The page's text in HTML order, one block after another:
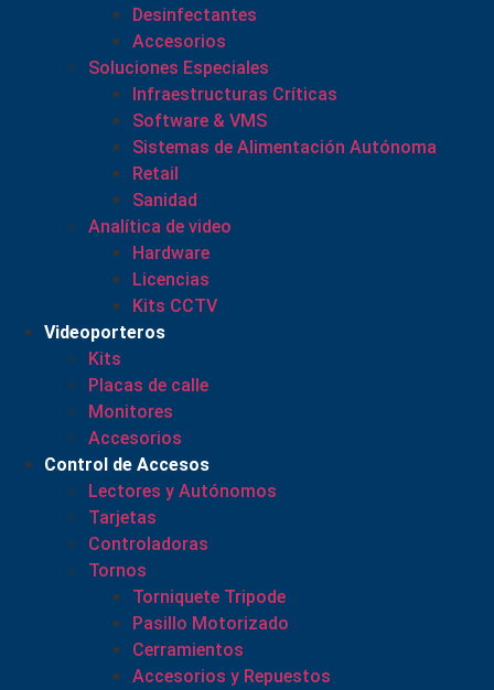
Desinfectantes
Accesorios
Soluciones Especiales
Infraestructuras Críticas
Software & VMS
Sistemas de Alimentación Autónoma
Retail
Sanidad
Analítica de video
Hardware
Licencias
Kits CCTV
Videoporteros
Kits
Placas de calle
Monitores
Accesorios
Control de Accesos
Lectores y Autónomos
Tarjetas
Controladoras
Tornos
Torniquete Tripode
Pasillo Motorizado
Cerramientos
Accesorios y Repuestos